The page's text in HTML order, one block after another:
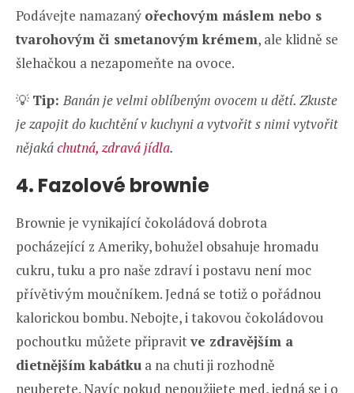
Podávejte namazaný ořechovým máslem nebo s
tvarohovým či smetanovým krémem, ale klidně se
šlehačkou a nezapomeňte na ovoce.
💡 Tip:Banán je velmi oblíbeným ovocem u dětí. Zkuste
je zapojit do kuchtění v kuchyni a vytvořit s nimi vytvořit
nějakáchutná, zdravá jídla.
4. Fazolové brownie
Brownie je vynikající čokoládová dobrota
pocházející z Ameriky, bohužel obsahuje hromadu
cukru, tuku a pro naše zdraví i postavu není moc
přívětivým moučníkem. Jedná se totiž o pořádnou
kalorickou bombu. Nebojte, i takovou čokoládovou
pochoutku můžete připravitve zdravějším a
dietnějším kabátku a na chuti ji rozhodně
neuberete. Navíc pokud nepoužijete med, jedná se i o